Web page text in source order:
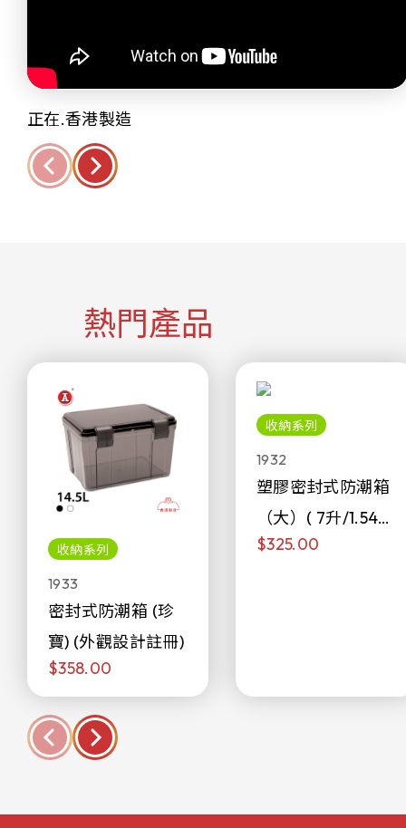
正在.香港製造
熱門產品
收納系列
1933
密封式防潮箱 (珍
寶) (外觀設計註冊)
$358.00
收納系列
1932
塑膠密封式防潮箱
（大）( 7升/1.54加
侖)
$325.00